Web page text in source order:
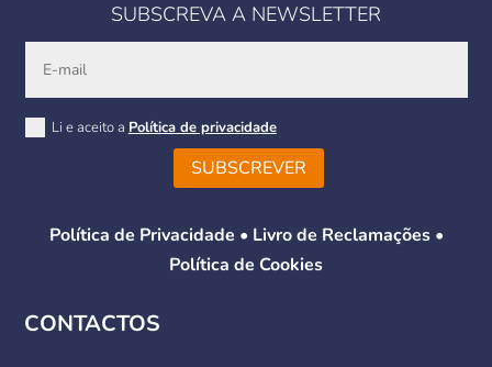
SUBSCREVA A NEWSLETTER
Li e aceito a Política de privacidade
SUBSCREVER
Política de Privacidade • Livro de Reclamações•
Política de Cookies
CONTACTOS